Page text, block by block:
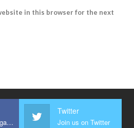
in this browser for the next
Bergabung dengan kami
Twitter
Join us on Twitter